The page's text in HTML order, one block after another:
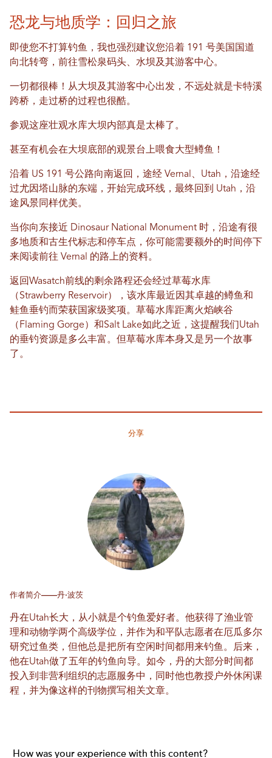
恐龙与地质学：回归之旅
即使您不打算钓鱼，我也强烈建议您沿着 191 号美国国道
向北转弯，前往雪松泉码头、水坝及其游客中心。
一切都很棒！从大坝及其游客中心出发，不远处就是卡特溪
跨桥，走过桥的过程也很酷。
参观这座壮观水库大坝内部真是太棒了。
甚至有机会在大坝底部的观景台上喂食大型鳟鱼！
沿着 US 191 号公路向南返回，途经 Vernal、Utah，沿途经
过尤因塔山脉的东端，开始完成环线，最终回到 Utah，沿
途风景同样优美。
当你向东接近 Dinosaur National Monument 时，沿途有很
多地质和古生代标志和停车点，你可能需要额外的时间停下
来阅读前往 Vernal 的路上的资料。
返回Wasatch前线的剩余路程还会经过草莓水库
（Strawberry Reservoir），该水库最近因其卓越的鳟鱼和
鲑鱼垂钓而荣获国家级奖项。草莓水库距离火焰峡谷
（Flaming Gorge）和Salt Lake如此之近，这提醒我们Utah
的垂钓资源是多么丰富。但草莓水库本身又是另一个故事
了。
分享
作者简介——丹·波茨
丹在Utah长大，从小就是个钓鱼爱好者。他获得了渔业管
理和动物学两个高级学位，并作为和平队志愿者在厄瓜多尔
研究过鱼类，但他总是把所有空闲时间都用来钓鱼。后来，
他在Utah做了五年的钓鱼向导。如今，丹的大部分时间都
投入到非营利组织的志愿服务中，同时他也教授户外休闲课
程，并为像这样的刊物撰写相关文章。